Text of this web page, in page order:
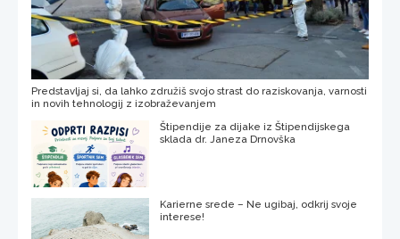
Predstavljaj si, da lahko združiš svojo strast do raziskovanja, varnosti
in novih tehnologij z izobraževanjem
Štipendije za dijake iz Štipendijskega
sklada dr. Janeza Drnovška
Karierne srede – Ne ugibaj, odkrij svoje
interese!